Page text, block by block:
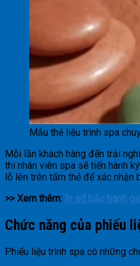
Mẫu thẻ liệu trình spa
Mỗi lần khách hàng đến trải
thì nhân viên spa sẽ tiến hành
lỗ lên trên tấm thẻ để xác nhận
>> Xem thêm: In sổ bảo hành
Chức năng của phiếu
Phiếu liệu trình spa có những